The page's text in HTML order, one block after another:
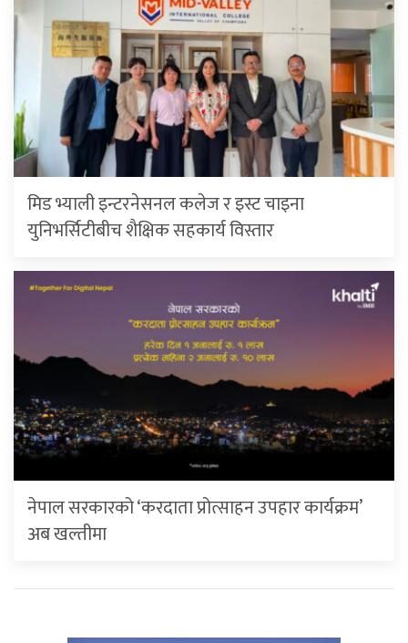
मिड भ्याली इन्टरनेसनल कलेज र इस्ट चाइना
युनिभर्सिटीबीच शैक्षिक सहकार्य विस्तार
नेपाल सरकारको ‘करदाता प्रोत्साहन उपहार कार्यक्रम’
अब खल्तीमा